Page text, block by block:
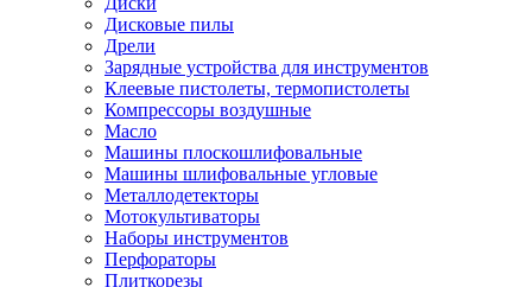
Дисковые пилы
Дрели
Зарядные устройства для инструментов
Клеевые пистолеты, термопистолеты
Компрессоры воздушные
Масло
Машины плоскошлифовальные
Машины шлифовальные угловые
Металлодетекторы
Мотокультиваторы
Наборы инструментов
Перфораторы
Плиткорезы